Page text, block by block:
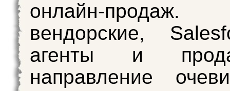
онлайн-
вендорские,
агенты и
направление